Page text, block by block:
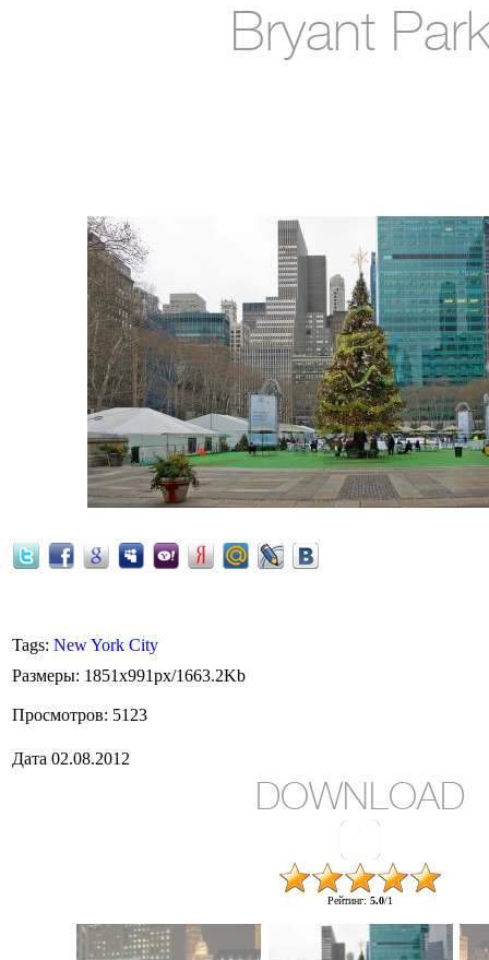
Bryant
Tags: New York City
Размеры: 1851x991px/1663.2Kb
Просмотров: 5123
Дата 02.08.2012
DOWNLOAD
Рейтинг: 5.0/1